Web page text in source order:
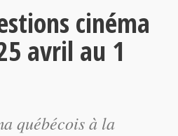
cinéma
avril au 1
québécois à la